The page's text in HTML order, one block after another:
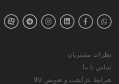
نظرات مشتریان
تماس با ما
شرایط بازگشت و تعویض کالا